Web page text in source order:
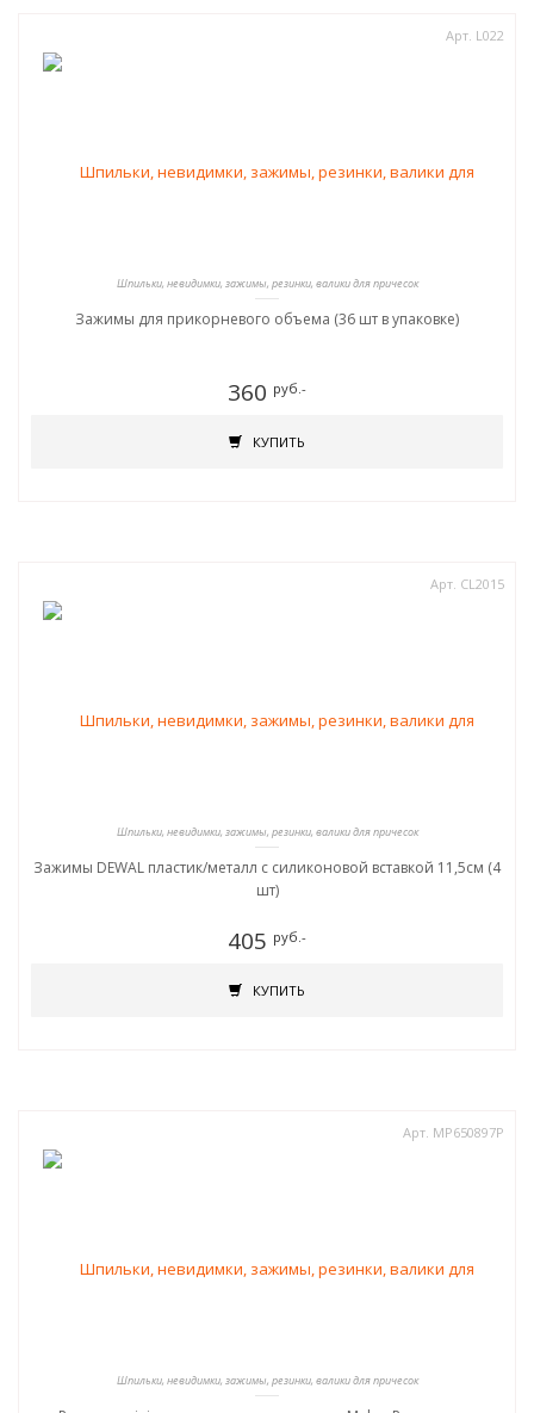
Арт. L022
Шпильки, невидимки, зажимы, резинки, валики для причесок
Зажимы для прикорневого объема (36 шт в упаковке)
360 руб.-
КУПИТЬ
Арт. CL2015
Шпильки, невидимки, зажимы, резинки, валики для причесок
Зажимы DEWAL пластик/металл с силиконовой вставкой 11,5см (4
шт)
405 руб.-
КУПИТЬ
Арт. MP650897Р
Шпильки, невидимки, зажимы, резинки, валики для причесок